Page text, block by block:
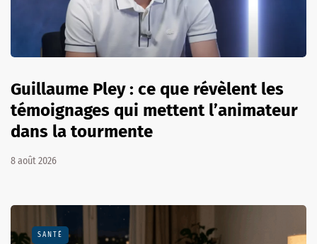
Guillaume Pley : ce que révèlent les
témoignages qui mettent l’animateur
dans la tourmente
8 août 2026
SANTÉ